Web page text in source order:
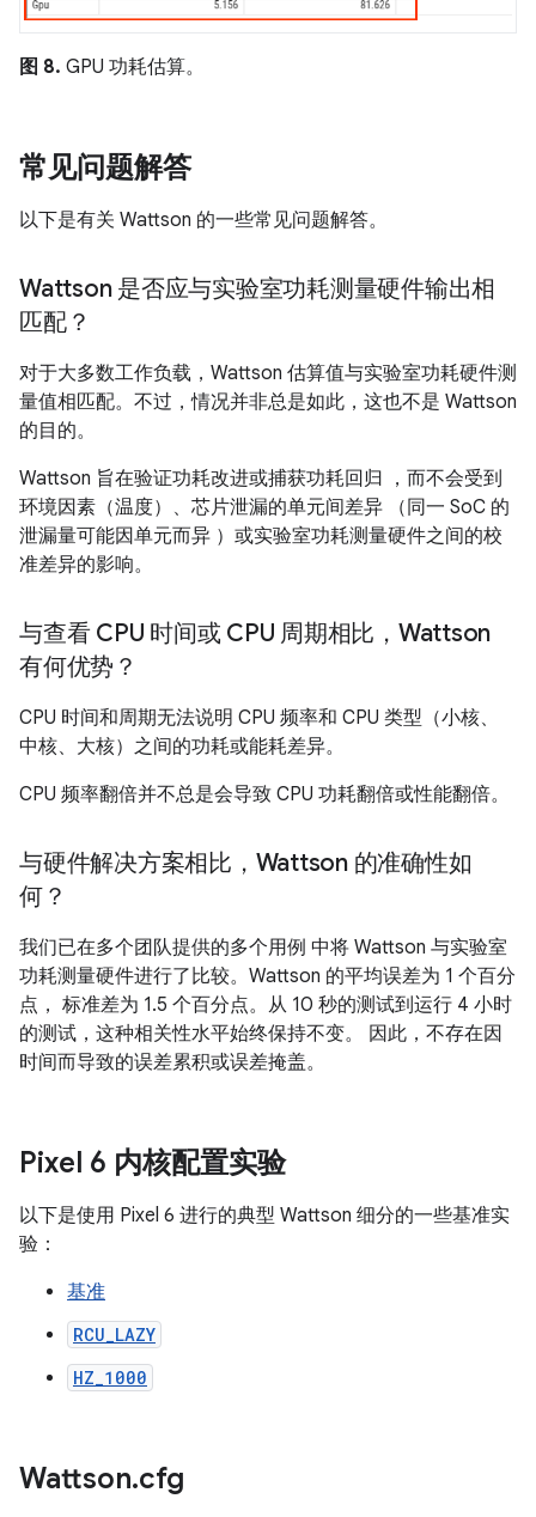
图 8. GPU 功耗估算。
常见问题解答
以下是有关 Wattson 的一些常见问题解答。
Wattson 是否应与实验室功耗测量硬件输出相
匹配？
对于大多数工作负载，Wattson 估算值与实验室功耗硬件测
量值相匹配。不过，情况并非总是如此，这也不是 Wattson
的目的。
Wattson 旨在验证功耗改进或捕获功耗回归 ，而不会受到
环境因素（温度）、芯片泄漏的单元间差异 （同一 SoC 的
泄漏量可能因单元而异 ）或实验室功耗测量硬件之间的校
准差异的影响。
与查看 CPU 时间或 CPU 周期相比，Wattson
有何优势？
CPU 时间和周期无法说明 CPU 频率和 CPU 类型（小核、
中核、大核）之间的功耗或能耗差异。
CPU 频率翻倍并不总是会导致 CPU 功耗翻倍或性能翻倍。
与硬件解决方案相比，Wattson 的准确性如
何？
我们已在多个团队提供的多个用例 中将 Wattson 与实验室
功耗测量硬件进行了比较。Wattson 的平均误差为 1 个百分
点， 标准差为 1.5 个百分点。从 10 秒的测试到运行 4 小时
的测试，这种相关性水平始终保持不变。 因此，不存在因
时间而导致的误差累积或误差掩盖。
Pixel 6 内核配置实验
以下是使用 Pixel 6 进行的典型 Wattson 细分的一些基准实
验：
基准
RCU_LAZY
HZ_1000
Wattson.cfg